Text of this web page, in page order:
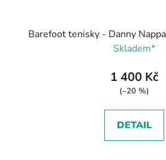
Barefoot tenisky - Danny
Skladem*
1 400 Kč
(–20 %)
DETAIL